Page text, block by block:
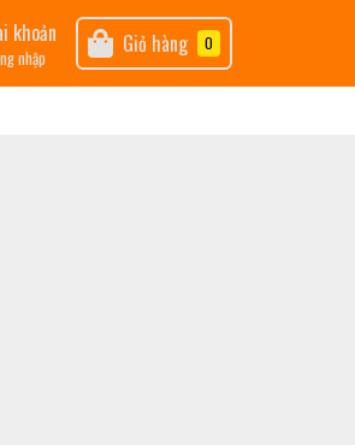
khoản
nhập Giỏ hàng 0